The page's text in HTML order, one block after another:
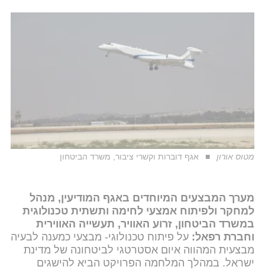
מטוס אורון אגף דוברות וקשרי ציבור, משרד הביטחון
מערך המבצעים המיוחדים באגף המודיעין, מנהל
למחקר ולפיתוח אמצעי לחימה ותשתית טכנולוגית
במשרד הביטחון, זרוע האוויר, תעשייה האווירית
וחברת רפאל: על פיתוח טכנולוגי- מבצעי כמענה לבעיה
מבצעית המהווה איום אסטרטגי לביטחונה של מדינת
ישראל. במהלך המלחמה הפרויקט הביא להישגים